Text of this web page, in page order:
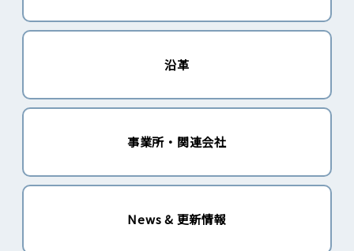
沿革
事業所・関連会社
News & 更新情報